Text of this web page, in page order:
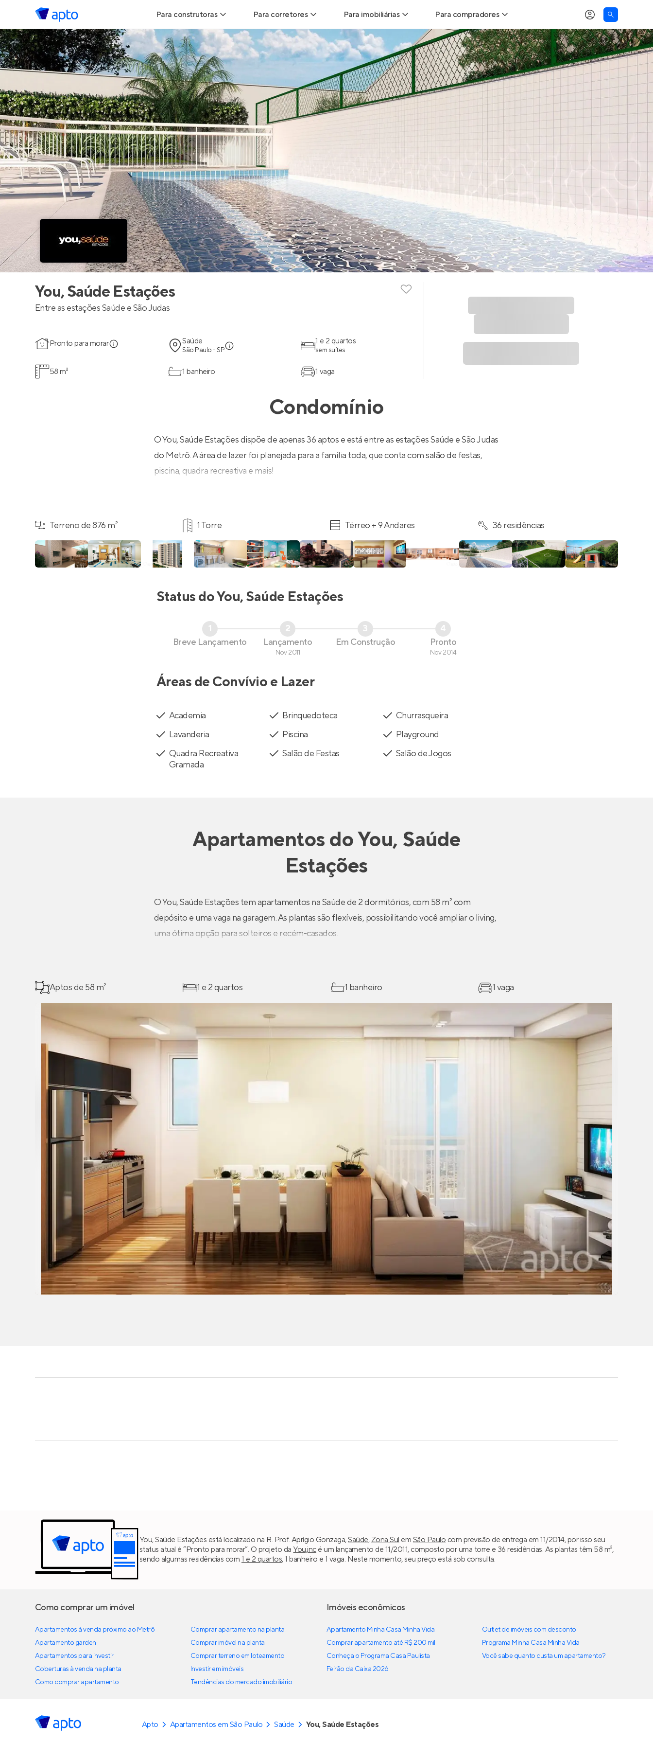
Para construtoras
Geração de Leads
Geração de Visitas
Geração de Vendas
Maiores Construtoras
Parcerias Imobiliárias
Anunciar Imóveis
Para corretores
Leads para Corretores
Parcerias imobiliárias
Hub de Corretores
Perfil Verificado
Anunciar imóveis
Para imobiliárias
Leads para Imobiliárias
Hub de imobiliárias
Anunciar imóveis
Para compradores
Buscar um imóvel novo
Calcule seu Poder de Compra
Comprar x Alugar
Simulador de Financiamento
Encontre um corretor
You, Saúde Estações
Entre as estações Saúde e São Judas
Pronto para morar Saúde
São Paulo - SP
1 e 2 quartos
sem suítes
58 m² 1 banheiro 1 vaga
Condomínio
O You, Saúde Estações dispõe de apenas 36 aptos e está entre as estações Saúde e São Judas
do Metrô. A área de lazer foi planejada para a família toda, que conta com salão de festas,
piscina, quadra recreativa e mais!
Terreno de 876 m² 1 Torre Térreo + 9 Andares 36 residências
Status doYou, Saúde Estações
1
Breve Lançamento
2
Lançamento
Nov 2011
3
Em Construção
4
Pronto
Nov 2014
Áreas de Convívio e Lazer
Academia Brinquedoteca
Churrasqueira
Lavanderia
Piscina
Playground
Quadra Recreativa
Gramada
Salão de Festas Salão de Jogos
Apartamentos doYou, Saúde
Estações
O You, Saúde Estações tem apartamentos na Saúde de 2 dormitórios, com 58 m² com
depósito e uma vaga na garagem. As plantas são flexíveis, possibilitando você ampliar o living,
uma ótima opção para solteiros e recém-casados.
Aptos de 58 m² 1 e 2 quartos 1 banheiro 1 vaga
You, Saúde Estações está localizado na R. Prof. Aprígio Gonzaga,Saúde, Zona Sul em São Paulo com previsão de entrega em 11/2014, por isso seu
status atual é “Pronto para morar”. O projeto da You,incé um lançamento de 11/2011, composto por uma torre e 36 residências. As plantas têm 58 m²,
sendo algumas residências com 1 e 2 quartos, 1 banheiro e 1 vaga. Neste momento, seu preço está sob consulta.
Como comprar um imóvel
Apartamentos à venda próximo ao Metrô
Apartamento garden
Apartamentos para investir
Coberturas à venda na planta
Como comprar apartamento
Comprar apartamento na planta
Comprar imóvel na planta
Comprar terreno em loteamento
Investir em imóveis
Tendências do mercado imobiliário
Imóveis econômicos
Apartamento Minha Casa Minha Vida
Comprar apartamento até R$ 200 mil
Conheça o Programa Casa Paulista
Feirão da Caixa 2026
Outlet de imóveis com desconto
Programa Minha Casa Minha Vida
Você sabe quanto custa um apartamento?
Apto Apartamentos em São Paulo Saúde You, Saúde Estações